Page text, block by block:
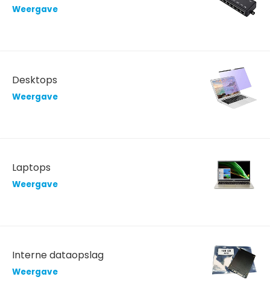
Weergave
Desktops
Weergave
Laptops
Weergave
Interne dataopslag
Weergave